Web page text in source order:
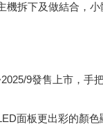
拆下及做結合，
9發售上市，手
面板更出彩的顏